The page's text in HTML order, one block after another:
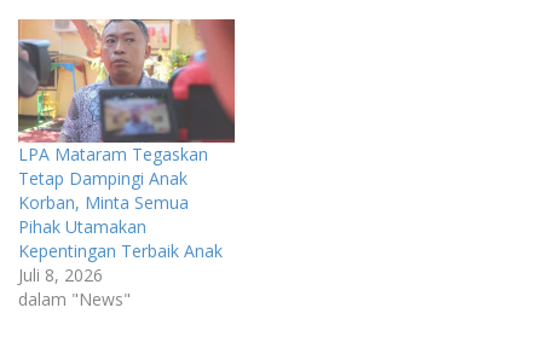
LPA Mataram Tegaskan
Tetap Dampingi Anak
Korban, Minta Semua
Pihak Utamakan
Kepentingan Terbaik Anak
Juli 8, 2026
dalam "News"